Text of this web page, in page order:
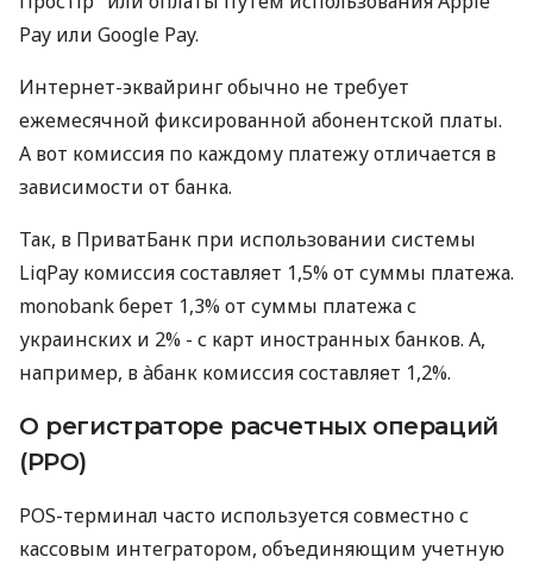
Pay или Google Pay.
Интернет-эквайринг обычно не требует
ежемесячной фиксированной абонентской платы.
А вот комиссия по каждому платежу отличается в
зависимости от банка.
Так, в ПриватБанк при использовании системы
LiqPay комиссия составляет 1,5% от суммы платежа.
monobank берет 1,3% от суммы платежа с
украинских и 2% - с карт иностранных банков. А,
например, в àбанк комиссия составляет 1,2%.
О регистраторе расчетных операций
(РРО)
POS-терминал часто используется совместно с
кассовым интегратором, объединяющим учетную